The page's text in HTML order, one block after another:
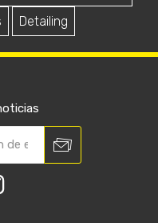
Detailing